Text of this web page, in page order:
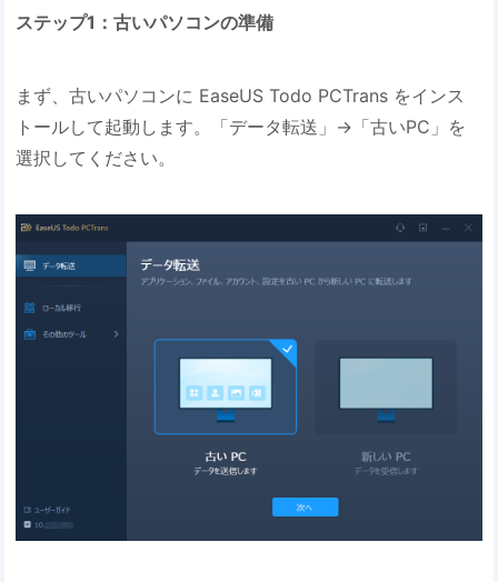
ステップ1：古いパソコンの準備
まず、古いパソコンに EaseUS Todo PCTrans をインス
トールして起動します。「データ転送」→「古いPC」を
選択してください。